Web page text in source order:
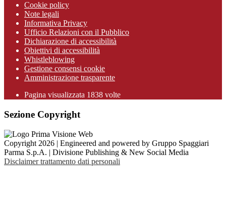
Cookie policy
Note legali
Informativa Privacy
Ufficio Relazioni con il Pubblico
Dichiarazione di accessibilità
Obiettivi di accessibilità
Whistleblowing
Gestione consensi cookie
Amministrazione trasparente
Pagina visualizzata 1838 volte
Sezione Copyright
Copyright 2026 | Engineered and powered by Gruppo Spaggiari
Parma S.p.A. | Divisione Publishing & New Social Media
Disclaimer trattamento dati personali